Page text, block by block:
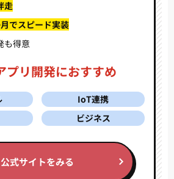
走
でスピード実装
も得意
プリ開発におすすめ
IoT連携
ビジネス
公式サイトをみる